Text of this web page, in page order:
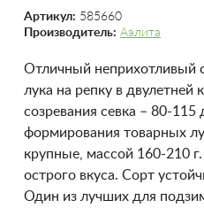
Артикул: 585660
Производитель: Аэлита
Отличный неприхотливый
лука на репку в двулетней
созревания севка – 80-115
формирования товарных
крупные, массой 160-210
острого вкуса. Сорт
Один из лучших для